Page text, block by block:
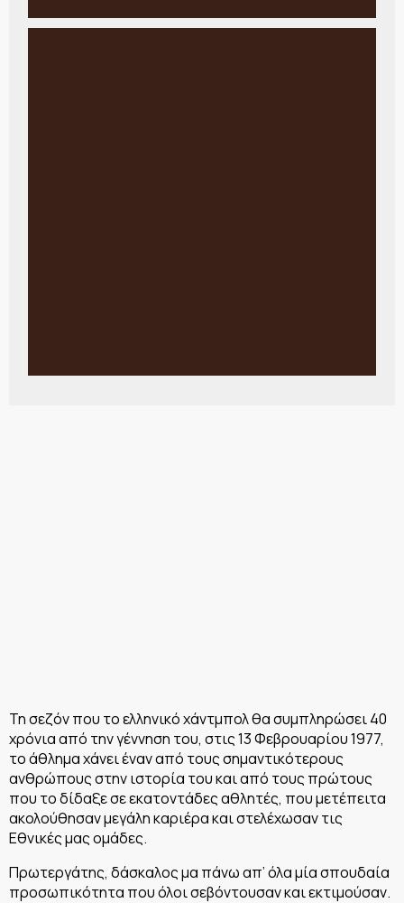
Τη σεζόν που το ελληνικό χάντμπολ θα συμπληρώσει 40
χρόνια από την γέννηση του, στις 13 Φεβρουαρίου 1977,
το άθλημα χάνει έναν από τους σημαντικότερους
ανθρώπους στην ιστορία του και από τους πρώτους
που το δίδαξε σε εκατοντάδες αθλητές, που μετέπειτα
ακολούθησαν μεγάλη καριέρα και στελέχωσαν τις
Εθνικές μας ομάδες.
Πρωτεργάτης, δάσκαλος μα πάνω απ’ όλα μία σπουδαία
προσωπικότητα που όλοι σεβόντουσαν και εκτιμούσαν.